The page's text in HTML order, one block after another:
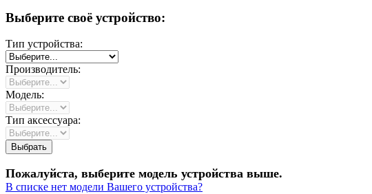
Выберите своё устройство:
Тип устройства:
Производитель:
Модель:
Тип аксессуара:
Пожалуйста, выберите модель устройства выше.
В списке нет модели Вашего устройства?